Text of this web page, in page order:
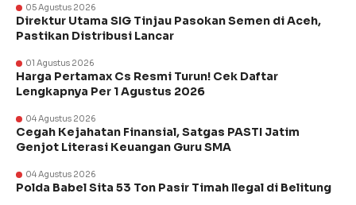
05 Agustus 2026
Direktur Utama SIG Tinjau Pasokan Semen di Aceh,
Pastikan Distribusi Lancar
01 Agustus 2026
Harga Pertamax Cs Resmi Turun! Cek Daftar
Lengkapnya Per 1 Agustus 2026
04 Agustus 2026
Cegah Kejahatan Finansial, Satgas PASTI Jatim
Genjot Literasi Keuangan Guru SMA
04 Agustus 2026
Polda Babel Sita 53 Ton Pasir Timah Ilegal di Belitung